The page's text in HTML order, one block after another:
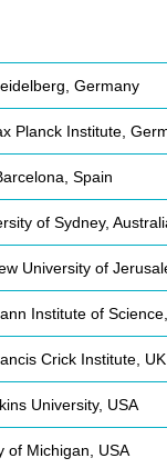
Germany
Planck Institute,
Spain
of Sydney,
University of
Institute of
Crick Institute, UK
University, USA
of Michigan, USA